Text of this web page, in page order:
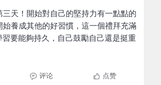
三天！開始對自己的堅持力有一點點的
始養成其他的好習慣，這一個禮拜充滿
習要能夠持久，自己鼓勵自己還是挺重
评论 点赞